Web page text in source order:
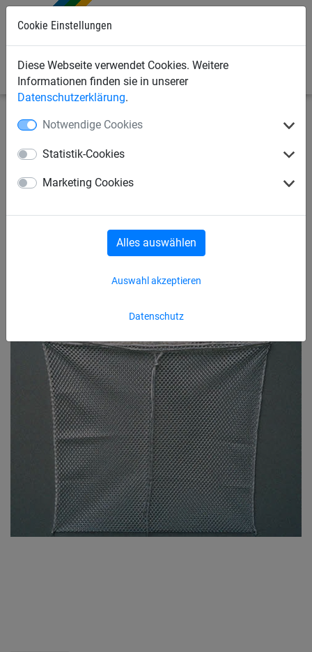
Cookie Einstellungen
Diese Webseite verwendet Cookies. Weitere
Informationen finden sie in unserer
Datenschutzerklärung.
Notwendige Cookies
Statistik-Cookies
Marketing Cookies
Datenschutz
Auswahl akzeptieren
Alles auswählen
Industrienetze Verschiedene Netze
Wäschenetz, Größe: 0,60 x
0,80 m